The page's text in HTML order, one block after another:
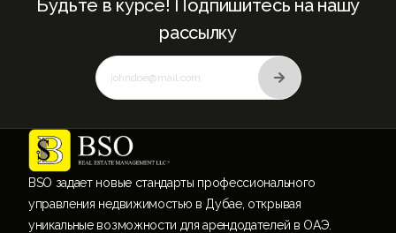
BSO задает новые стандарты профессионального
управления недвижимостью в Дубае, открывая
уникальные возможности для арендодателей в ОАЭ.
Будьте в курсе! Подпишитесь на нашу
рассылку